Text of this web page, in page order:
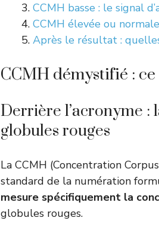
CCMH basse : le signal
CCMH élevée ou
Après le résultat :
CCMH démystifié :
Derrière l’acronyme :
globules rouges
La CCMH (Concentration
standard de la numération
mesure spécifiquement la
globules rouges.